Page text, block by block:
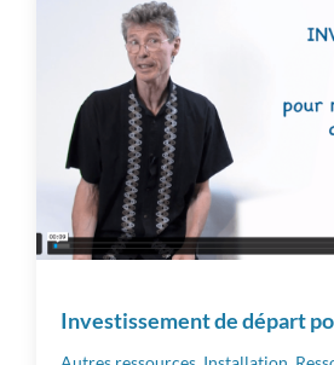
Investissement de départ